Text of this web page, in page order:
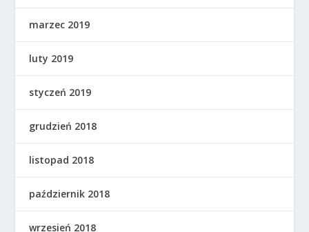
marzec 2019
luty 2019
styczeń 2019
grudzień 2018
listopad 2018
październik 2018
wrzesień 2018